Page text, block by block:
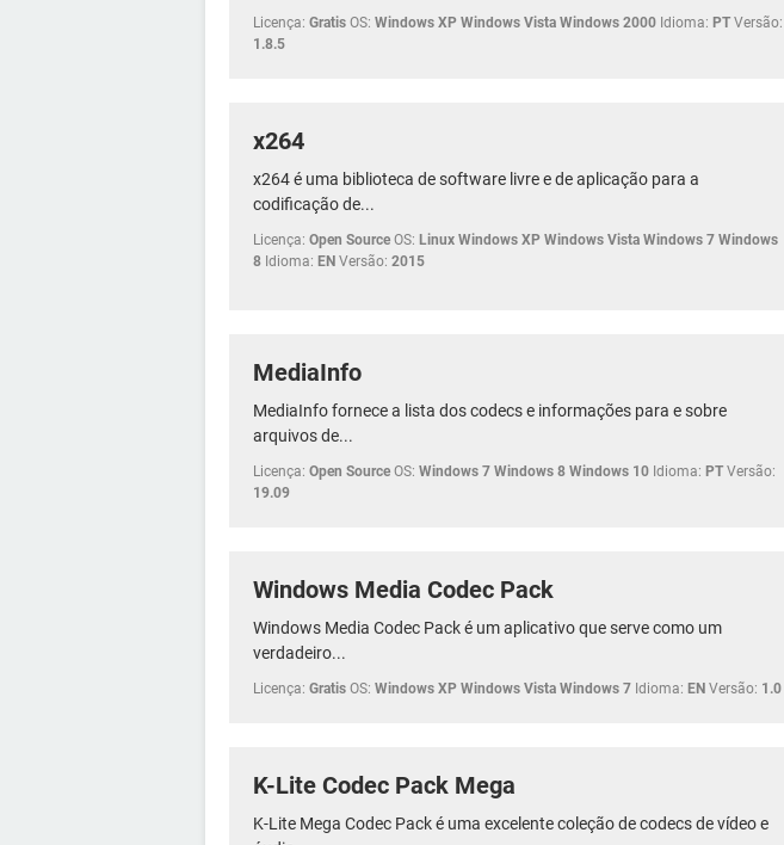
Licença: Gratis OS: Windows XP Windows Vista Windows 2000 Idioma: PT Versão:
1.8.5
x264
x264 é uma biblioteca de software livre e de aplicação para a
codificação de...
Licença: Open Source OS: Linux Windows XP Windows Vista Windows 7 Windows
8 Idioma: EN Versão: 2015
MediaInfo
MediaInfo fornece a lista dos codecs e informações para e sobre
arquivos de...
Licença: Open Source OS: Windows 7 Windows 8 Windows 10 Idioma: PT Versão:
19.09
Windows Media Codec Pack
Windows Media Codec Pack é um aplicativo que serve como um
verdadeiro...
Licença: Gratis OS: Windows XP Windows Vista Windows 7 Idioma: EN Versão: 1.0
K-Lite Codec Pack Mega
K-Lite Mega Codec Pack é uma excelente coleção de codecs de vídeo e